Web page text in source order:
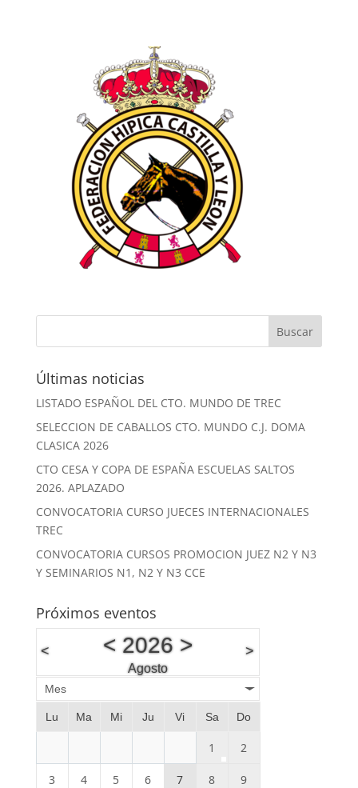
Últimas noticias
LISTADO ESPAÑOL DEL CTO. MUNDO DE TREC
SELECCION DE CABALLOS CTO. MUNDO C.J. DOMA
CLASICA 2026
CTO CESA Y COPA DE ESPAÑA ESCUELAS SALTOS
2026. APLAZADO
CONVOCATORIA CURSO JUECES INTERNACIONALES
TREC
CONVOCATORIA CURSOS PROMOCION JUEZ N2 Y N3
Y SEMINARIOS N1, N2 Y N3 CCE
Próximos eventos
< < 2026>
Agosto
>
Mes
Lu Ma Mi Ju Vi Sa Do
1 2
3 4 5 6 7 8 9